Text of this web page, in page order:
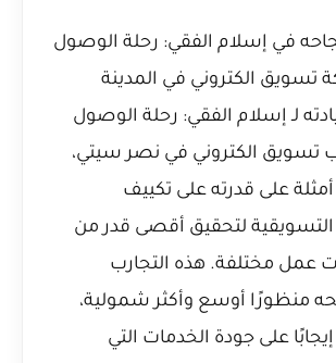
في إسلام الفقي: رحلة الوصول
تسويق الكتروني في المدينة
لـ إسلام الفقي: رحلة الوصول
تسويق الكتروني في نصر سيتي،
على قدرته على تكييف
التسويقية لتحقيق أقصى قدر من
عمل مختلفة. هذه التجارب
منظورًا أوسع وأكثر شمولية،
على جودة الخدمات التي